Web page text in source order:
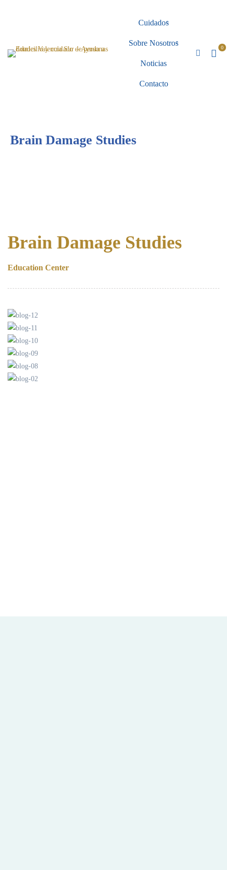
Cuidados
Sobre Nosotros
Noticias
Contacto
Brain Damage Studies
Brain Damage Studies
Education Center